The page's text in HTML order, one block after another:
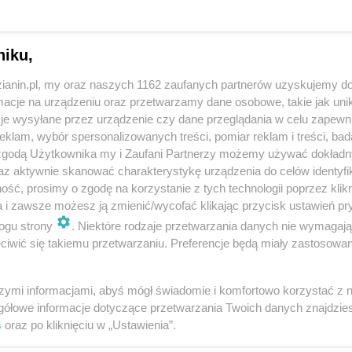
terenowego nawiąże współpracę z ZTM
firmę), wymagania będą takie same. Muszą to być
z ludźmi. Nieoceniona będzie znajomość
będzie również oczekiwał od współpracowników
my oraz naszych 1162 zaufanych partnerów uzyskujemy
na urządzeniu oraz przetwarzamy dane osobowe, takie jak
wysyłane przez urządzenie czy dane przeglądania w celu
wybór spersonalizowanych treści, pomiar reklam i treści,
Użytkownika my i Zaufani Partnerzy możemy używać
aktywnie skanować charakterystykę urządzenia do celów
prosimy o zgodę na korzystanie z tych technologii poprzez
i zawsze możesz ją zmienić/wycofać klikając przycisk ustawień
strony
. Niektóre rodzaje przetwarzania danych nie
się takiemu przetwarzaniu. Preferencje będą miały
informacjami, abyś mógł świadomie i komfortowo korzystać z
informacje dotyczące przetwarzania Twoich danych
oraz po kliknięciu w „Ustawienia”.